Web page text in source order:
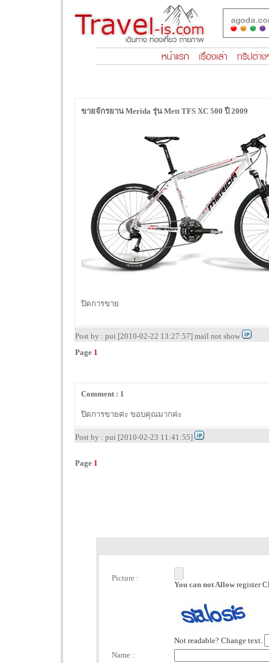
ขายจักรยาน Merida รุ่น Mett TFS XC 500 ปี 2009
ปิดการขาย
Post by : pui [2010-02-22 13:27:57] mail not show
Page 1
Comment : 1
ปิดการขายค่ะ ขอบคุณมากค่ะ
Post by : pui [2010-02-23 11:41:55]
Page 1
Picture :
You can not Allow register
Not readable? Change text.
Name :